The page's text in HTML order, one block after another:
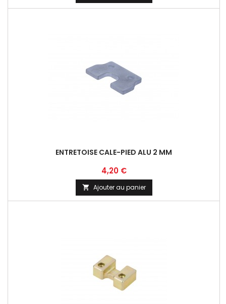
ENTRETOISE CALE-PIED ALU 2 MM
Prix
4,20 €
 Ajouter au panier